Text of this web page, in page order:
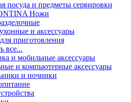
посуда и предметы сервировки
Ножи
и аксессуары
приготовления
все...
и мобильные аксессуары
и компьютерные аксессуары
и ночники